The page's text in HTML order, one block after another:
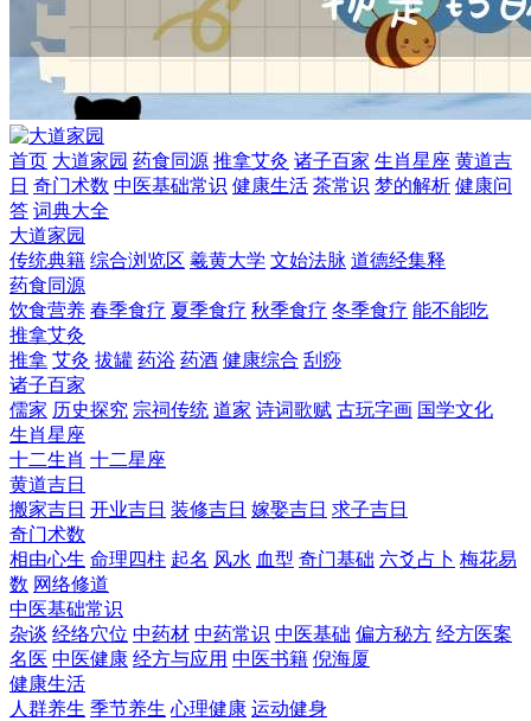
首页 大道家园 药食同源 推拿艾灸 诸子百家 生肖星座 黄道吉
日 奇门术数 中医基础常识 健康生活 茶常识 梦的解析 健康问
答 词典大全
大道家园
传统典籍 综合浏览区 羲黄大学 文始法脉 道德经集释
药食同源
饮食营养 春季食疗 夏季食疗 秋季食疗 冬季食疗 能不能吃
推拿艾灸
推拿 艾灸 拔罐 药浴 药酒 健康综合 刮痧
诸子百家
儒家 历史探究 宗祠传统 道家 诗词歌赋 古玩字画 国学文化
生肖星座
十二生肖 十二星座
黄道吉日
搬家吉日 开业吉日 装修吉日 嫁娶吉日 求子吉日
奇门术数
相由心生 命理四柱 起名 风水 血型 奇门基础 六爻占卜 梅花易
数 网络修道
中医基础常识
杂谈 经络穴位 中药材 中药常识 中医基础 偏方秘方 经方医案
名医 中医健康 经方与应用 中医书籍 倪海厦
健康生活
人群养生 季节养生 心理健康 运动健身